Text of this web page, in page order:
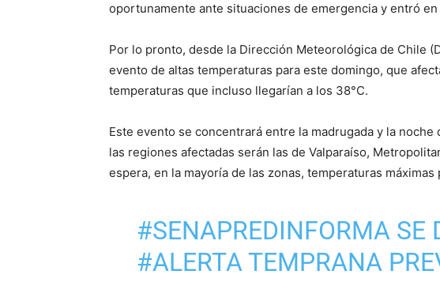
oportunamente ante situaciones de emergencia y entró
Por lo pronto, desde la Dirección Meteorológica de Chile
evento de altas temperaturas para este domingo, que
temperaturas que incluso llegarían a los 38°C.
Este evento se concentrará entre la madrugada y la
las regiones afectadas serán las de Valparaíso,
espera, en la mayoría de las zonas, temperaturas
#SENAPREDINFORMASE
#ALERTATEMPRANA